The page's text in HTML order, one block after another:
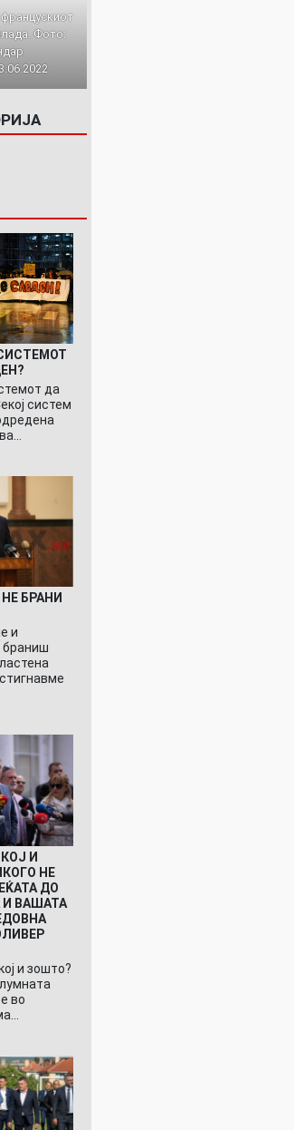
Фото:
да
систем
БРАНИ
и
браниш
И
НЕ
ДО
И ВАШАТА
и зошто?
во